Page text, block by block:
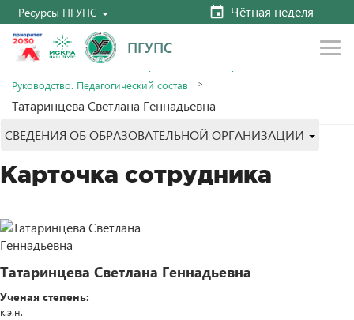
Ресурсы ПГУПС Чётная неделя
ПГУПС
Главная
Сведения об образовательной организации
Руководство. Педагогический состав
Татаринцева Светлана Геннадьевна
СВЕДЕНИЯ ОБ ОБРАЗОВАТЕЛЬНОЙ ОРГАНИЗАЦИИ
Карточка сотрудника
Татаринцева Светлана Геннадьевна
Ученая степень:
к.э.н.